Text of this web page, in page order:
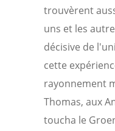
trouvèrent
uns et les
décisive de
cette
rayonnement
Thomas, aux
toucha le